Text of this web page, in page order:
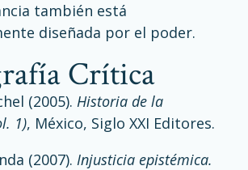
también está
diseñada por el poder.
Crítica
(2005). Historia de la
1), México, Siglo XXI Editores.
(2007). Injusticia epistémica.